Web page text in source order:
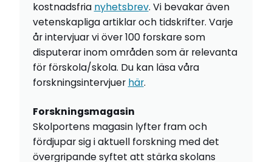
kostnadsfria nyhetsbrev. Vi bevakar även
vetenskapliga artiklar och tidskrifter. Varje
år intervjuar vi över 100 forskare som
disputerar inom områden som är relevanta
för förskola/skola. Du kan läsa våra
forskningsintervjuer här.
Forskningsmagasin
Skolportens magasin lyfter fram och
fördjupar sig i aktuell forskning med det
övergripande syftet att stärka skolans